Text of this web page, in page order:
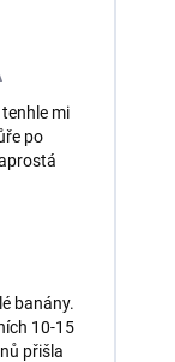
mi
po
banány.
10-15
přišla